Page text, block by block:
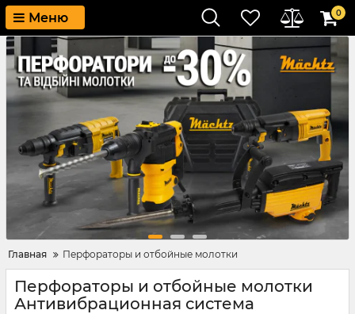
Меню 0
Главная Перфораторы и отбойные молотки
Перфораторы и отбойные молотки
Антивибрационная система